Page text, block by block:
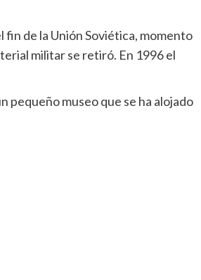
fin de la Unión Soviética, momento
militar se retiró. En 1996 el
pequeño museo que se ha alojado